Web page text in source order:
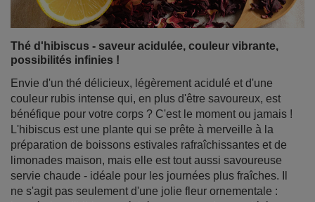
Envie d'un thé délicieux, légèrement acidulé et d'une
couleur rubis intense qui, en plus d'être savoureux, est
bénéfique pour votre corps ? C'est le moment ou jamais !
L'hibiscus est une plante qui se prête à merveille à la
préparation de boissons estivales rafraîchissantes et de
limonades maison, mais elle est tout aussi savoureuse
servie chaude - idéale pour les journées plus fraîches. Il
ne s'agit pas seulement d'une jolie fleur ornementale :
les pétales d'hibiscus séchés regorgent de propriétés
précieuses et d'une saveur unique appréciée dans le
monde entier. Venez découvrir à quel point cette fleur
apparemment modeste est puissante !